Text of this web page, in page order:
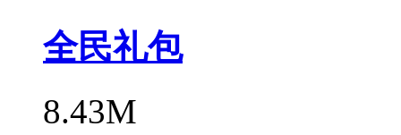
全民礼包
8.43M